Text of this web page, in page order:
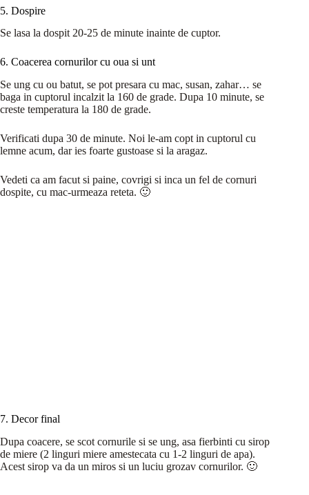
5. Dospire
Se lasa la dospit 20-25 de minute inainte de cuptor.
6. Coacerea cornurilor cu oua si unt
Se ung cu ou batut, se pot presara cu mac, susan, zahar… se
baga in cuptorul incalzit la 160 de grade. Dupa 10 minute, se
creste temperatura la 180 de grade.
Verificati dupa 30 de minute. Noi le-am copt in cuptorul cu
lemne acum, dar ies foarte gustoase si la aragaz.
Vedeti ca am facut si paine, covrigi si inca un fel de cornuri
dospite, cu mac-urmeaza reteta. 🙂
7. Decor final
Dupa coacere, se scot cornurile si se ung, asa fierbinti cu sirop
de miere (2 linguri miere amestecata cu 1-2 linguri de apa).
Acest sirop va da un miros si un luciu grozav cornurilor. 🙂